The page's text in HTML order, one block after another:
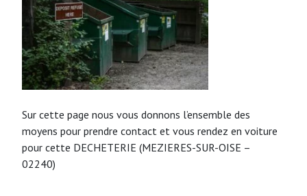
Sur cette page nous vous donnons l’ensemble des
moyens pour prendre contact et vous rendez en voiture
pour cette DECHETERIE (MEZIERES-SUR-OISE –
02240)